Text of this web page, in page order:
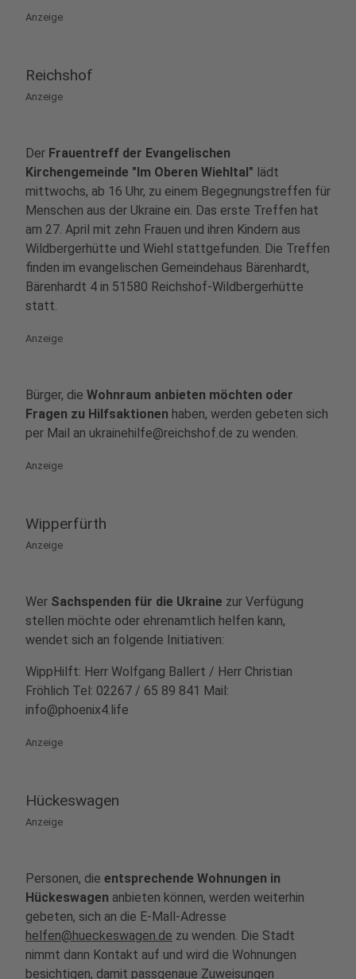
Anzeige
Reichshof
Anzeige
Der Frauentreff der Evangelischen
Kirchengemeinde "Im Oberen Wiehltal" lädt
mittwochs, ab 16 Uhr, zu einem Begegnungstreffen für
Menschen aus der Ukraine ein. Das erste Treffen hat
am 27. April mit zehn Frauen und ihren Kindern aus
Wildbergerhütte und Wiehl stattgefunden. Die Treffen
finden im evangelischen Gemeindehaus Bärenhardt,
Bärenhardt 4 in 51580 Reichshof-Wildbergerhütte
statt.
Anzeige
Bürger, die Wohnraum anbieten möchten oder
Fragen zu Hilfsaktionen haben, werden gebeten sich
per Mail an ukrainehilfe@reichshof.de zu wenden.
Anzeige
Wipperfürth
Anzeige
Wer Sachspenden für die Ukraine zur Verfügung
stellen möchte oder ehrenamtlich helfen kann,
wendet sich an folgende Initiativen:
WippHilft: Herr Wolfgang Ballert / Herr Christian
Fröhlich Tel: 02267 / 65 89 841 Mail:
info@phoenix4.life
Anzeige
Hückeswagen
Anzeige
Personen, die entsprechende Wohnungen in
Hückeswagen anbieten können, werden weiterhin
gebeten, sich an die E-Mall-Adresse
helfen@hueckeswagen.de zu wenden. Die Stadt
nimmt dann Kontakt auf und wird die Wohnungen
besichtigen, damit passgenaue Zuweisungen